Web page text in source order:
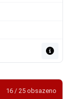
16 / 25 obsazeno